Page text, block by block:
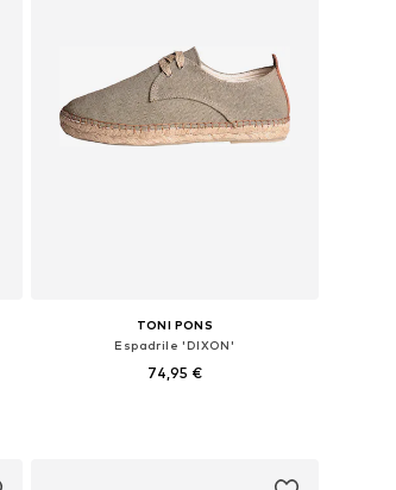
TONI PONS
Espadrile 'DIXON'
74,95 €